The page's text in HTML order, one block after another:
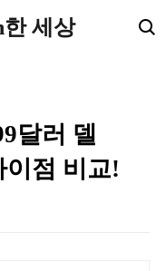
세상
달러 델
이점 비교!